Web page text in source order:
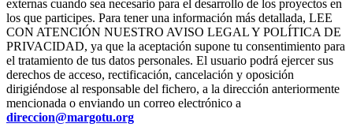
externas cuando sea necesario para el desarrollo de los proyectos en
los que participes. Para tener una información más detallada, LEE
CON ATENCIÓN NUESTRO AVISO LEGAL Y POLÍTICA DE
PRIVACIDAD, ya que la aceptación supone tu consentimiento para
el tratamiento de tus datos personales. El usuario podrá ejercer sus
derechos de acceso, rectificación, cancelación y oposición
dirigiéndose al responsable del fichero, a la dirección anteriormente
mencionada o enviando un correo electrónico a
direccion@margotu.org